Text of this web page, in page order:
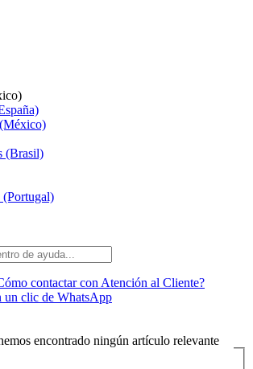
(Brasil)
(Portugal)
contactar con Atención al Cliente?
un clic de WhatsApp
encontrado ningún artículo relevante